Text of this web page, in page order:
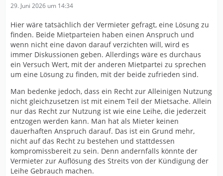
29. Juni 2026 um 14:34
Hier wäre tatsächlich der Vermieter gefragt, eine Lösung zu
finden. Beide Mietparteien haben einen Anspruch und
wenn nicht eine davon darauf verzichten will, wird es
immer Diskussionen geben. Allerdings wäre es durchaus
ein Versuch Wert, mit der anderen Mietpartei zu sprechen
um eine Lösung zu finden, mit der beide zufrieden sind.
Man bedenke jedoch, dass ein Recht zur Alleinigen Nutzung
nicht gleichzusetzen ist mit einem Teil der Mietsache. Allein
nur das Recht zur Nutzung ist wie eine Leihe, die jederzeit
entzogen werden kann. Man hat als Mieter keinen
dauerhaften Anspruch darauf. Das ist ein Grund mehr,
nicht auf das Recht zu bestehen und stattdessen
kompromissbereit zu sein. Denn andernfalls könnte der
Vermieter zur Auflösung des Streits von der Kündigung der
Leihe Gebrauch machen.